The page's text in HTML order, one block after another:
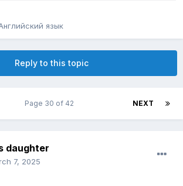
язык
Reply to this topic
NEXT
Page 30 of 42
daughter
7, 2025